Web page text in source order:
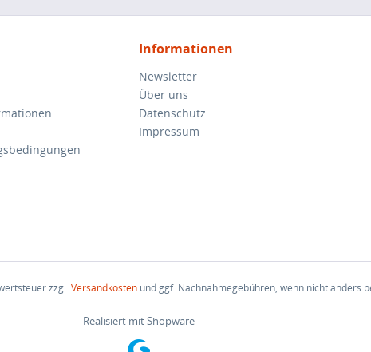
Informationen
Newsletter
Über uns
Datenschutz
Impressum
zzgl.Versandkostenund ggf. Nachnahmegebühren, wenn nicht anders
Realisiert mit Shopware